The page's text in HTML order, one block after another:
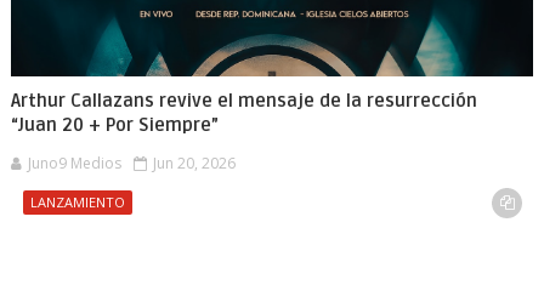
Arthur Callazans revive el mensaje de la resurrección
“Juan 20 + Por Siempre”
Juno9 Medios Jun 20, 2026
LANZAMIENTO